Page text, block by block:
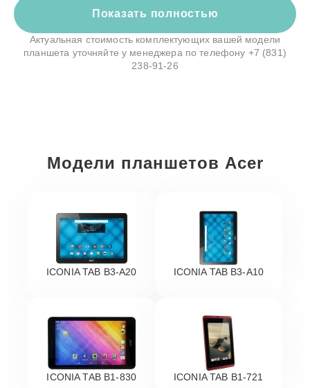
Показать полностью
Актуальная стоимость комплектующих вашей модели
планшета уточняйте у менеджера по телефону +7 (831)
238-91-26
Модели планшетов Acer
ICONIA TAB B3-A20 ICONIA TAB B3-A10
ICONIA TAB B1-830 ICONIA TAB B1-721